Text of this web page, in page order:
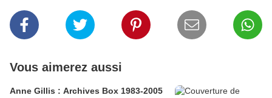
Vous aimerez aussi
Anne Gillis : Archives Box 1983-2005